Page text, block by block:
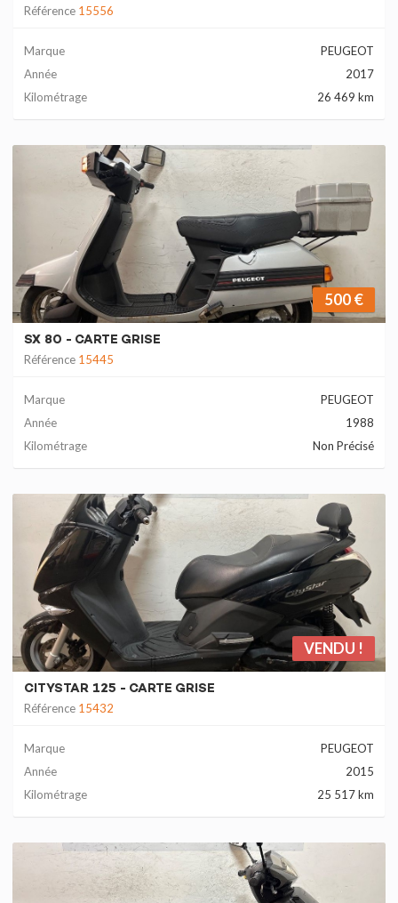
Référence 15556
Marque
PEUGEOT
Année
2017
Kilométrage
26 469 km
500 €
SX 80 - CARTE GRISE
Référence 15445
Marque
PEUGEOT
Année
1988
Kilométrage
Non Précisé
VENDU !
CITYSTAR 125 - CARTE GRISE
Référence 15432
Marque
PEUGEOT
Année
2015
Kilométrage
25 517 km